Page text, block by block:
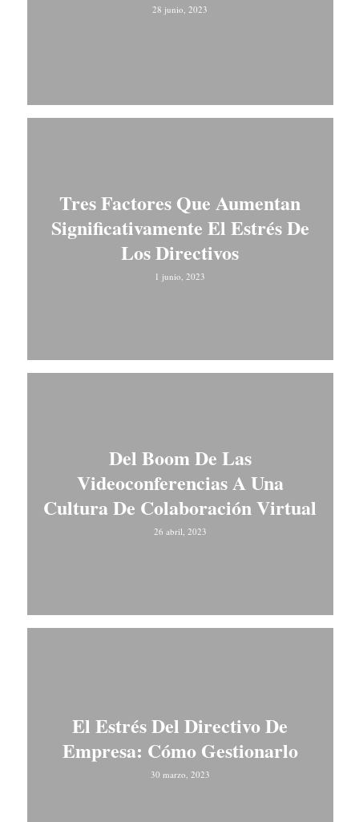
28 junio, 2023
Tres Factores Que Aumentan
Significativamente El Estrés De
Los Directivos
1 junio, 2023
Del Boom De Las
Videoconferencias A Una
Cultura De Colaboración Virtual
26 abril, 2023
El Estrés Del Directivo De
Empresa: Cómo Gestionarlo
30 marzo, 2023